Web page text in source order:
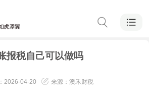
报税自己可以做吗
2026-04-20 来源：澳禾财税